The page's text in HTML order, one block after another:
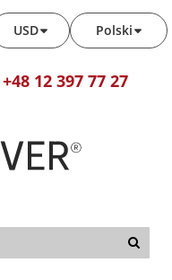
Polski
USD
+48 12 397 77 27